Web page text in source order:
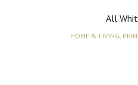
All
HOME & LIVING,